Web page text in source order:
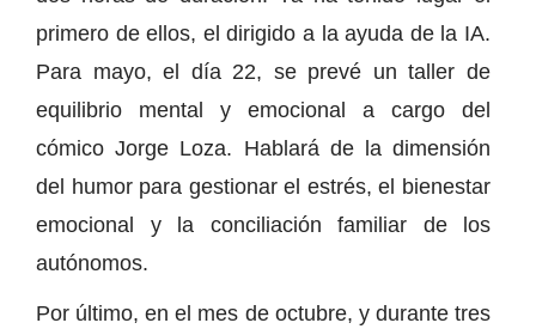
primero de ellos, el dirigido a la ayuda de la IA.
Para mayo, el día 22, se prevé un taller de
equilibrio mental y emocional a cargo del
cómico Jorge Loza. Hablará de la dimensión
del humor para gestionar el estrés, el bienestar
emocional y la conciliación familiar de los
autónomos.
Por último, en el mes de octubre, y durante tres